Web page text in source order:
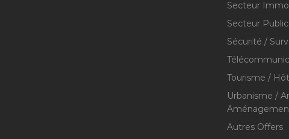
Secteur
Secteur Public
Sécurité /
Tourisme /
Urbanisme /
Autres Offers